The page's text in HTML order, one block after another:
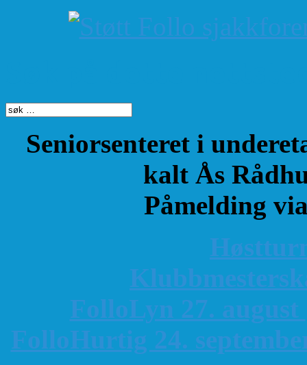
Seniorsenteret i
kalt Ås
Påmelding
K
FolloLyn 27. august
FolloHurtig 24.